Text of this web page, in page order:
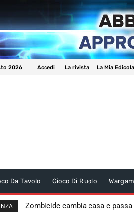
2026 Accedi La rivista La Mia Edicola
Da Tavolo Gioco Di Ruolo
Zombicide cambia casa e